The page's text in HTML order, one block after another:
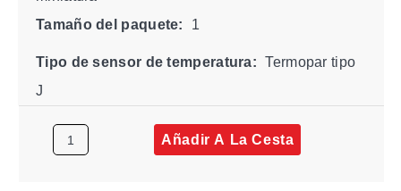
Tamaño del paquete:
1
Tipo de sensor de temperatura: Termopar tipo
J
Añadir A La Cesta